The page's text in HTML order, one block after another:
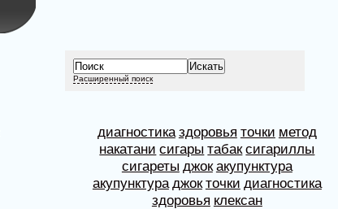
Расширенный поиск
диагностика здоровья точки метод
накатани сигары табак сигариллы
сигареты джок акупунктура
акупунктура джок точки диагностика
здоровья клексан